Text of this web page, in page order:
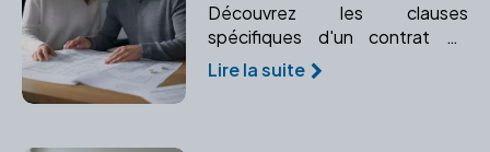
Découvrez les clauses
spécifiques d'un contrat de
mariage et pourquoi faire appel
à un notaire est indispensable.
Lire la suite